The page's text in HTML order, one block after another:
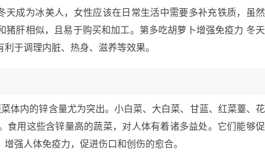
天成为冰美人，女性应该在日常生活中需要多补充铁质，虽然
猪肝相似，且易于购买和加工。第多吃胡萝卜增强免疫力 冬天
于调理内脏、热身、滋养等效果。
体内的锌含量尤为突出。小白菜、大白菜、甘蓝、红菜薹、花
食用这些含锌量高的蔬菜，对人体有着诸多益处。它们能够促
强人体免疫力，促进伤口和创伤的愈合。